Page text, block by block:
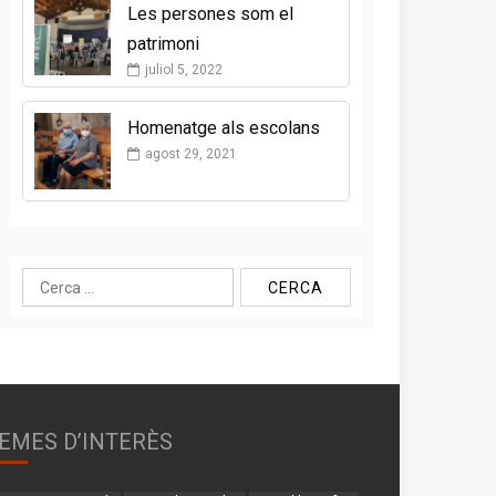
Les persones som el
patrimoni
juliol 5, 2022
Homenatge als escolans
agost 29, 2021
Cerca:
D’INTERÈS